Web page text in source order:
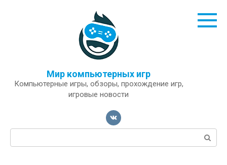
Мир компьютерных игр
Компьютерные игры, обзоры, прохождение игр,
игровые новости
Поиск: